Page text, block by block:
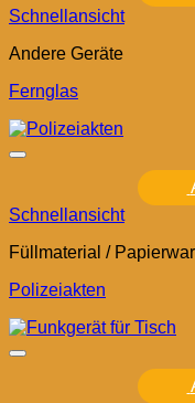
Schnellansicht
Andere Geräte
Fernglas
Schnellansicht
Füllmaterial /
Polizeiakten